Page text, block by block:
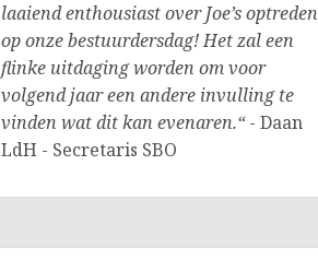
laaiend enthousiast over Joe’s optreden
op onze bestuurdersdag! Het zal een
flinke uitdaging worden om voor
volgend jaar een andere invulling te
vinden wat dit kan evenaren.“- Daan
LdH - Secretaris SBO